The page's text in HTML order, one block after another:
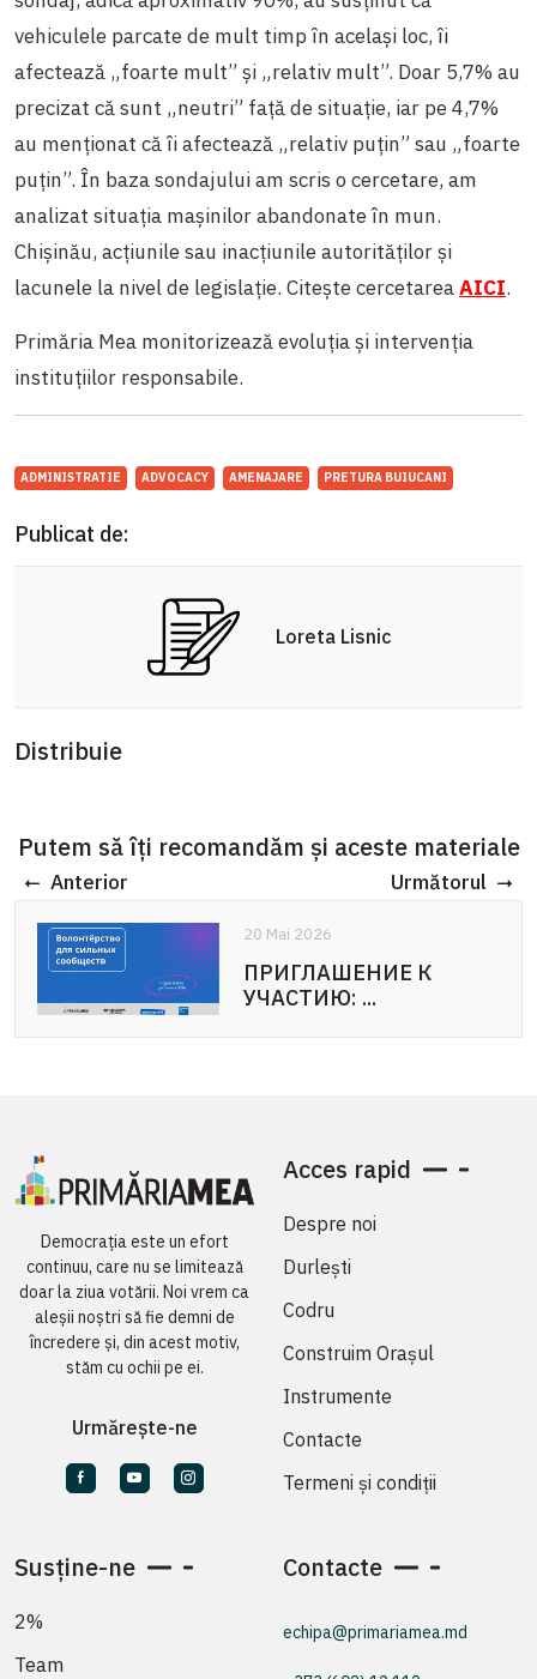
vehiculele parcate de mult timp în același loc, îi
afectează „foarte mult” și „relativ mult”. Doar 5,7% au
precizat că sunt „neutri” față de situație, iar pe 4,7%
au menționat că îi afectează „relativ puțin” sau „foarte
puțin”. În baza sondajului am scris o cercetare, am
analizat situația mașinilor abandonate în mun.
Chișinău, acțiunile sau inacțiunile autorităților și
lacunele la nivel de legislație. Citește cercetareaAICI.
Primăria Mea monitorizează evoluția și intervenția
instituțiilor responsabile.
ADMINISTRATIE ADVOCACY AMENAJARE PRETURA BUIUCANI
Publicat de:
Loreta Lisnic
Distribuie
Putem să îți recomandăm și aceste materiale
Anterior Următorul
20 Mai 2026
ПРИГЛАШЕНИЕ К
УЧАСТИЮ: ...
20 Mai 2026
APEL DE PARTICIPARE:
Voluntariat pentru ...
Democrația este un efort
continuu, care nu se limitează
doar la ziua votării. Noi vrem ca
aleșii noștri să fie demni de
încredere și, din acest motiv,
stăm cu ochii pe ei.
Urmărește-ne
Acces rapid
Despre noi
Durlești
Codru
Construim Orașul
Instrumente
Contacte
Termeni și condiții
Susține-ne
2%
Team
Contacte
echipa@primariamea.md